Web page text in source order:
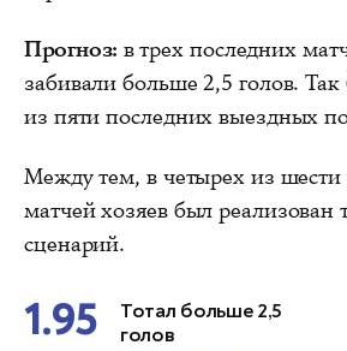
Прогноз: в трех последних
забивали больше 2,5 голов.
из пяти последних выездных
Между тем, в четырех из шести
матчей хозяев был реализован
сценарий.
1.95
Тотал больше 2,5
голов